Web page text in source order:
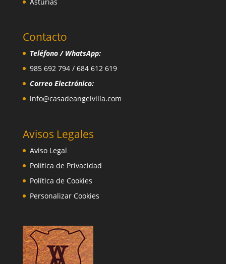
Contacto
Teléfono / WhatsApp:
985 692 794 / 684 612 619
Correo Electrónico:
info@casadeangelvilla.com
Avisos Legales
Aviso Legal
Política de Privacidad
Política de Cookies
Personalizar Cookies